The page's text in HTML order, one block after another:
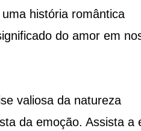
história romântica
do amor em
valiosa da natureza
da emoção. Assista a